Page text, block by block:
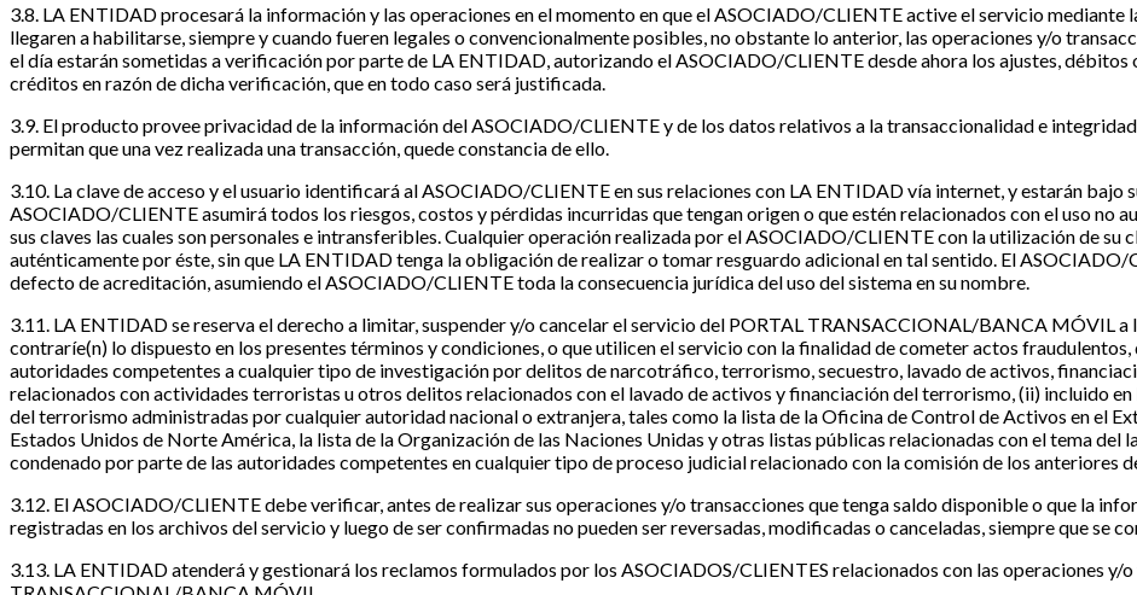
3.8. LA ENTIDAD procesará la información y las operaciones en el momento en que el ASOCIADO/CLIENTE active el servicio mediante
llegaren a habilitarse, siempre y cuando fueren legales o convencionalmente posibles, no obstante lo anterior, las operaciones y/o
el día estarán sometidas a verificación por parte de LA ENTIDAD, autorizando el ASOCIADO/CLIENTE desde ahora los ajustes, débitos
créditos en razón de dicha verificación, que en todo caso será justificada.
3.9. El producto provee privacidad de la información del ASOCIADO/CLIENTE y de los datos relativos a la transaccionalidad e
permitan que una vez realizada una transacción, quede constancia de ello.
3.10. La clave de acceso y el usuario identificará al ASOCIADO/CLIENTE en sus relaciones con LA ENTIDAD vía internet, y estarán bajo
ASOCIADO/CLIENTE asumirá todos los riesgos, costos y pérdidas incurridas que tengan origen o que estén relacionados con el uso no
sus claves las cuales son personales e intransferibles. Cualquier operación realizada por el ASOCIADO/CLIENTE con la utilización de su
auténticamente por éste, sin que LA ENTIDAD tenga la obligación de realizar o tomar resguardo adicional en tal sentido. El ASOCIADO/
defecto de acreditación, asumiendo el ASOCIADO/CLIENTE toda la consecuencia jurídica del uso del sistema en su nombre.
3.11. LA ENTIDAD se reserva el derecho a limitar, suspender y/o cancelar el servicio del PORTAL TRANSACCIONAL/BANCA MÓVIL
contraríe(n) lo dispuesto en los presentes términos y condiciones, o que utilicen el servicio con la finalidad de cometer actos
autoridades competentes a cualquier tipo de investigación por delitos de narcotráfico, terrorismo, secuestro, lavado de activos,
relacionados con actividades terroristas u otros delitos relacionados con el lavado de activos y financiación del terrorismo, (ii) incluido
del terrorismo administradas por cualquier autoridad nacional o extranjera, tales como la lista de la Oficina de Control de Activos en el
Estados Unidos de Norte América, la lista de la Organización de las Naciones Unidas y otras listas públicas relacionadas con el tema
condenado por parte de las autoridades competentes en cualquier tipo de proceso judicial relacionado con la comisión de los anteriores
3.12. El ASOCIADO/CLIENTE debe verificar, antes de realizar sus operaciones y/o transacciones que tenga saldo disponible o que la
registradas en los archivos del servicio y luego de ser confirmadas no pueden ser reversadas, modificadas o canceladas, siempre que se
3.13. LA ENTIDAD atenderá y gestionará los reclamos formulados por los ASOCIADOS/CLIENTES relacionados con las operaciones y/